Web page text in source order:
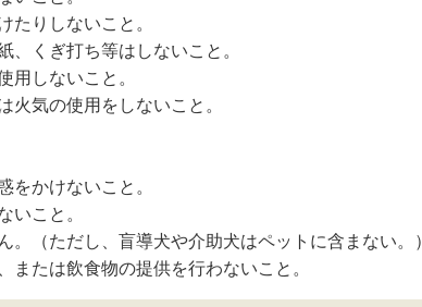
たりしないこと。
、くぎ打ち等はしないこと。
用しないこと。
火気の使用をしないこと。
をかけないこと。
いこと。
。（ただし、盲導犬や介助犬はペットに含まない。）
または飲食物の提供を行わないこと。